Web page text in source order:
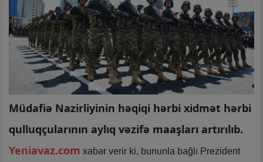
Müdafiə Nazirliyinin həqiqi hərbi xidmət hərbi
qulluqçularının aylıq vəzifə maaşları artırılıb.
Yeniavaz.com xəbər verir ki, bununla bağlı Prezident